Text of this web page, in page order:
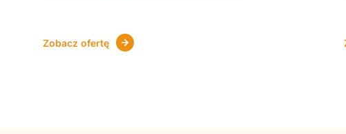
Zobacz ofertę